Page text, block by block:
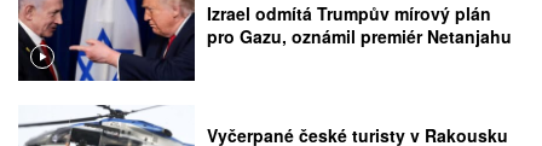
Izrael odmítá Trumpův mírový plán
pro Gazu, oznámil premiér Netanjahu
Vyčerpané české turisty v Rakousku